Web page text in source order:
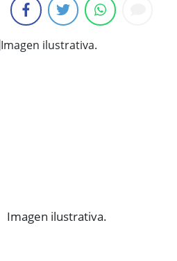
Imagen ilustrativa.